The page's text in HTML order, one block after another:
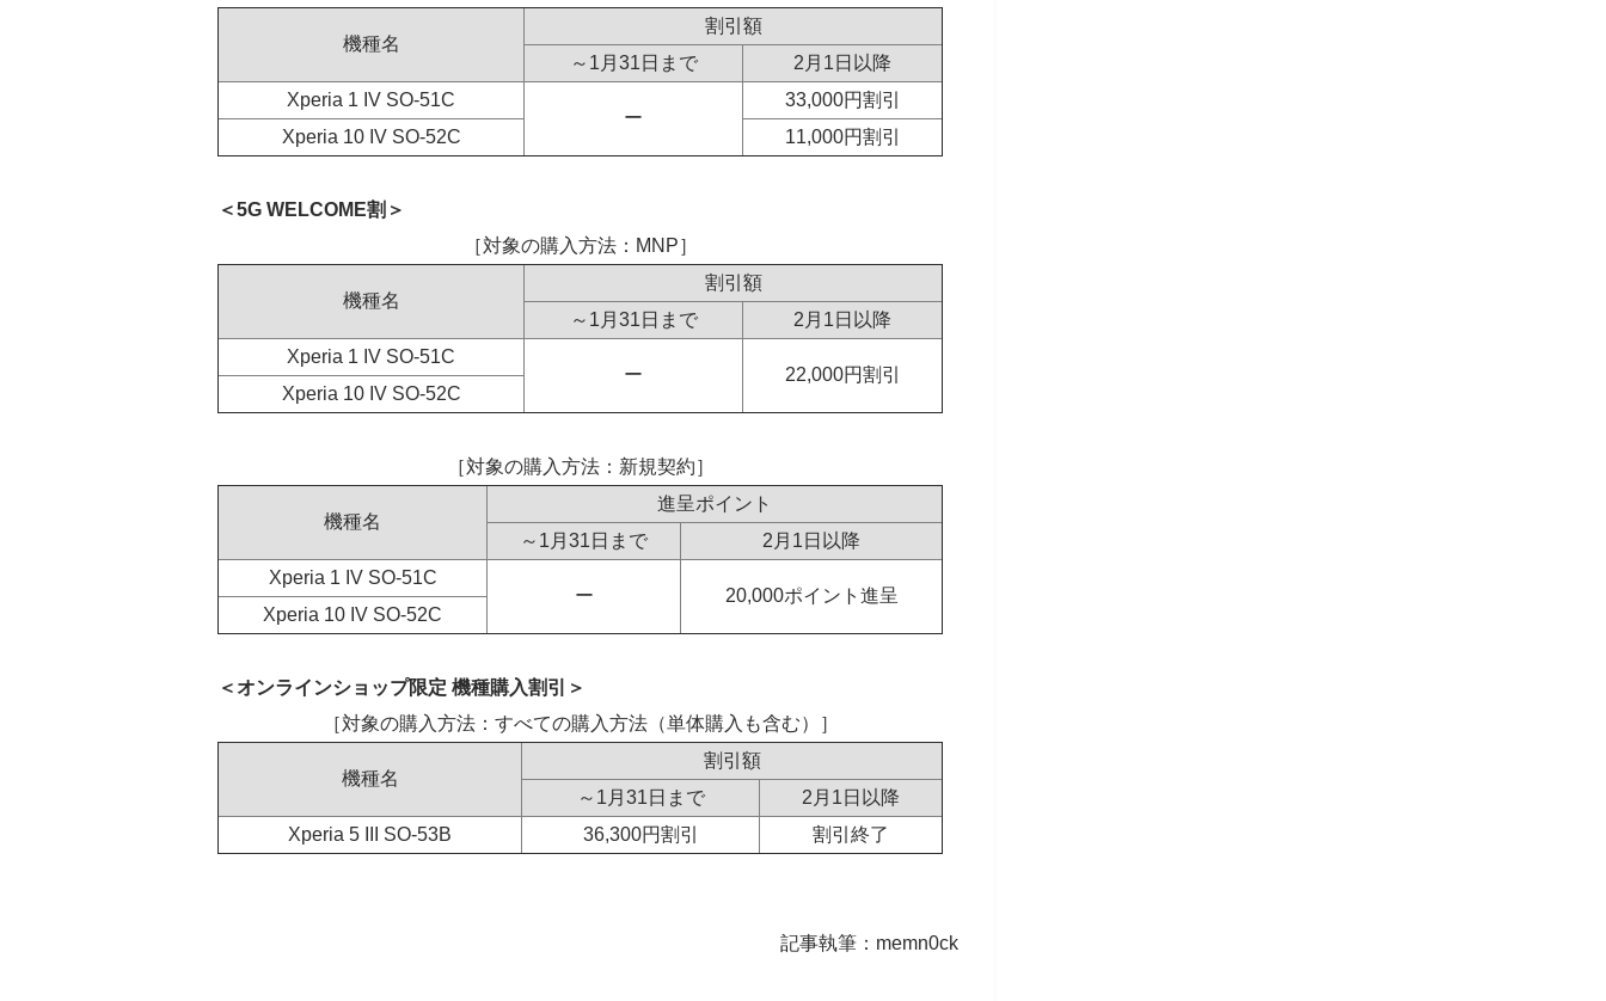
機種名
割引額
～1月31日まで
2月1日以降
Xperia 1 IV SO-51C
ー
33,000円割引
Xperia 10 IV SO-52C
11,000円割引
＜5G WELCOME割＞
［対象の購入方法：MNP］
機種名
割引額
～1月31日まで
2月1日以降
Xperia 1 IV SO-51C
ー
22,000円割引
Xperia 10 IV SO-52C
［対象の購入方法：新規契約］
機種名
進呈ポイント
～1月31日まで
2月1日以降
Xperia 1 IV SO-51C
ー
20,000ポイント進呈
Xperia 10 IV SO-52C
＜オンラインショップ限定 機種購入割引＞
［対象の購入方法：すべての購入方法（単体購入も含む）］
機種名
割引額
～1月31日まで
2月1日以降
Xperia 5 III SO-53B
36,300円割引 割引終了
記事執筆：memn0ck